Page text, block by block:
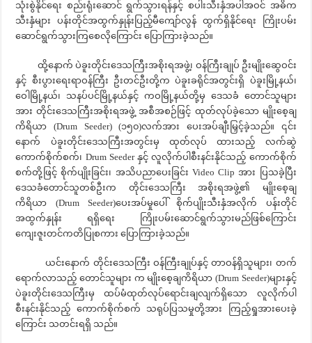
သုံးစွဲနိုင်ရေး စည်းရုံးဆောင် ရွက်သွားရန်နှင့် စပါးသီးနှံအပါအဝင် အဓိက
သီးနှံများ ပန်းတိုင်အထွက်နှုန်းပြည့်မီကျော်လွန် ထွက်ရှိနိုင်ရေး ကြိုးပမ်း
ဆောင်ရွက်သွားကြစေလိုကြောင်း ပြောကြားခဲ့သည်။
ထို့နောက် ပဲခူးတိုင်းဒေသကြီးအစိုးရအဖွဲ့၊ ဝန်ကြီးချုပ် ဦးမျိုးဆွေဝင်း
နှင့် စီးပွားရေးရာဝန်ကြီး ဦးတင်ဦးတို့က ပဲခူးခရိုင်အတွင်းရှိ ပဲခူးမြို့နယ်၊
ဝေါမြို့နယ်၊ သနပ်ပင်မြို့နယ်နှင့် ကဝမြို့နယ်တို့မှ ဒေသခံ တောင်သူများ
အား တိုင်းဒေသကြီးအစိုးရအဖွဲ့ အစီအစဉ်ဖြင့် ထုတ်လုပ်ခဲ့သော မျိုးစေ့ချ
ကိရိယာ (Drum Seeder) (၁၅၀)လက်အား ပေးအပ်ချီးမြှင့်ခဲ့သည်။ ၎င်း
နောက် ပဲခူးတိုင်းဒေသကြီးအတွင်းမှ ထုတ်လုပ် ထားသည့် လက်ဆွဲ
ကောက်စိုက်စက်၊ Drum Seeder နှင့် လူလိုက်ပါစီးနင်းနိုင်သည့် ကောက်စိုက်
စက်တို့ဖြင့် စိုက်ပျိုးခြင်း၊ အသိပညာပေးခြင်း Video Clip အား ပြသခဲ့ပြီး
ဒေသခံတောင်သူတစ်ဦးက တိုင်းဒေသကြီး အစိုးရအဖွဲ့၏ မျိုးစေ့ချ
ကိရိယာ (Drum Seeder)ပေးအပ်မှုပေါ် စိုက်ပျိုးသီးနှံအလိုက် ပန်းတိုင်
အထွက်နှုန်း ရရှိရေး ကြိုးပမ်းဆောင်ရွက်သွားမည်ဖြစ်ကြောင်း
ကျေးဇူးတင်ကတိပြုစကား ပြောကြားခဲ့သည်။
ယင်းနောက် တိုင်းဒေသကြီး ဝန်ကြီးချုပ်နှင့် တာဝန်ရှိသူများ၊ တက်
ရောက်လာသည့် တောင်သူများ က မျိုးစေ့ချကိရိယာ (Drum Seeder)များနှင့်
ပဲခူးတိုင်းဒေသကြီးမှ ထပ်မံထုတ်လုပ်ရောင်းချလျက်ရှိသော လူလိုက်ပါ
စီးနင်းနိုင်သည့် ကောက်စိုက်စက် သရုပ်ပြသမှုတို့အား ကြည့်ရှုအားပေးခဲ့
ကြောင်း သတင်းရရှိ သည်။